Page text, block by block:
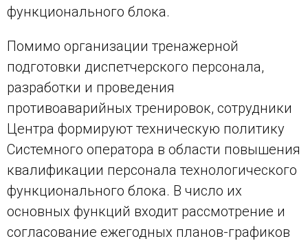
функционального блока.
Помимо организации тренажерной
подготовки диспетчерского персонала,
разработки и проведения
противоаварийных тренировок, сотрудники
Центра формируют техническую политику
Системного оператора в области повышения
квалификации персонала технологического
функционального блока. В число их
основных функций входит рассмотрение и
согласование ежегодных планов-графиков